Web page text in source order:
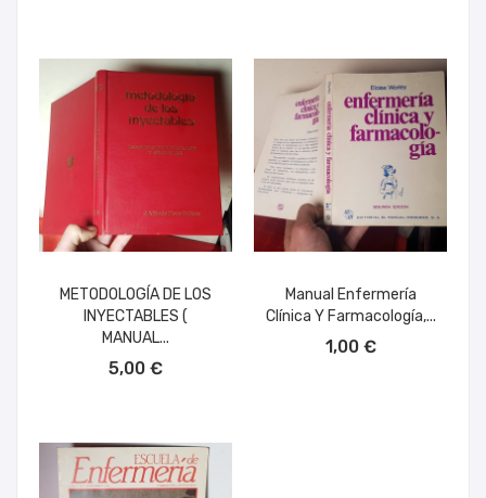
METODOLOGÍA DE LOS
INYECTABLES (
MANUAL...
5,00 €
Manual Enfermería
Clínica Y Farmacología,...
1,00 €